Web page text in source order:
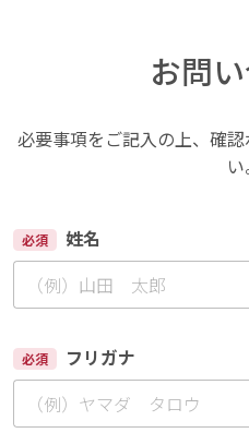
お問
必要事項をご記入の上、確
い
必須 姓名
必須 フリガナ